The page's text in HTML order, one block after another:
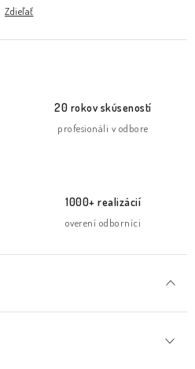
Zdieľať
20 rokov skúseností
profesionáli v odbore
1000+ realizácií
overení odborníci